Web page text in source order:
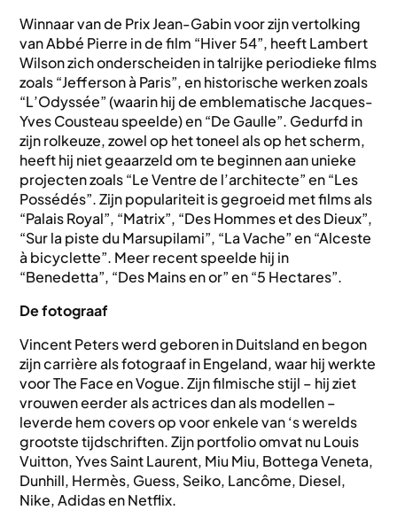
Winnaar van de Prix Jean-Gabin voor zijn vertolking
van Abbé Pierre in de film “Hiver 54”, heeft Lambert
Wilson zich onderscheiden in talrijke periodieke films
zoals “Jefferson à Paris”, en historische werken zoals
“L’Odyssée” (waarin hij de emblematische Jacques-
Yves Cousteau speelde) en “De Gaulle”. Gedurfd in
zijn rolkeuze, zowel op het toneel als op het scherm,
heeft hij niet geaarzeld om te beginnen aan unieke
projecten zoals “Le Ventre de l’architecte” en “Les
Possédés”. Zijn populariteit is gegroeid met films als
“Palais Royal”, “Matrix”, “Des Hommes et des Dieux”,
“Sur la piste du Marsupilami”, “La Vache” en “Alceste
à bicyclette”. Meer recent speelde hij in
“Benedetta”, “Des Mains en or” en “5 Hectares”.
De fotograaf
Vincent Peters werd geboren in Duitsland en begon
zijn carrière als fotograaf in Engeland, waar hij werkte
voor The Face en Vogue. Zijn filmische stijl – hij ziet
vrouwen eerder als actrices dan als modellen –
leverde hem covers op voor enkele van ‘s werelds
grootste tijdschriften. Zijn portfolio omvat nu Louis
Vuitton, Yves Saint Laurent, Miu Miu, Bottega Veneta,
Dunhill, Hermès, Guess, Seiko, Lancôme, Diesel,
Nike, Adidas en Netflix.